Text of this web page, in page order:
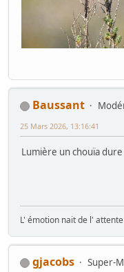
Baussant
25 Mars 2026, 13:16:41
Lumière un chouïa
L' émotion nait de l' attente
gjacobs
Super-